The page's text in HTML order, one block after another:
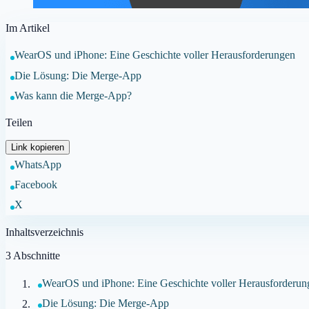
Im Artikel
WearOS und iPhone: Eine Geschichte voller Herausforderungen
Die Lösung: Die Merge-App
Was kann die Merge-App?
Teilen
Link kopieren
WhatsApp
Facebook
X
Inhaltsverzeichnis
3 Abschnitte
WearOS und iPhone: Eine Geschichte voller
Die Lösung: Die Merge-App